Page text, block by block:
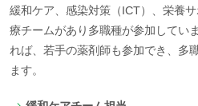
緩和ケア、感染対策（ICT）、栄養
療チームがあり多職種が参加してい
れば、若手の薬剤師も参加でき、多
ます。